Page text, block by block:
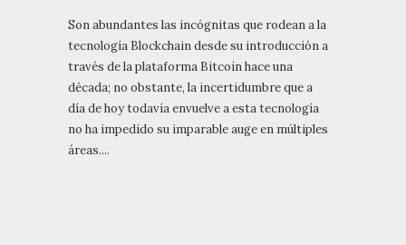
Son abundantes las incógnitas que rodean a la
tecnología Blockchain desde su introducción a
través de la plataforma Bitcoin hace una
década; no obstante, la incertidumbre que a
día de hoy todavía envuelve a esta tecnología
no ha impedido su imparable auge en múltiples
áreas....